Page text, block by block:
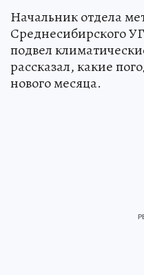
Начальник отдела
Среднесибирского
подвел
рассказал, какие
нового месяца.